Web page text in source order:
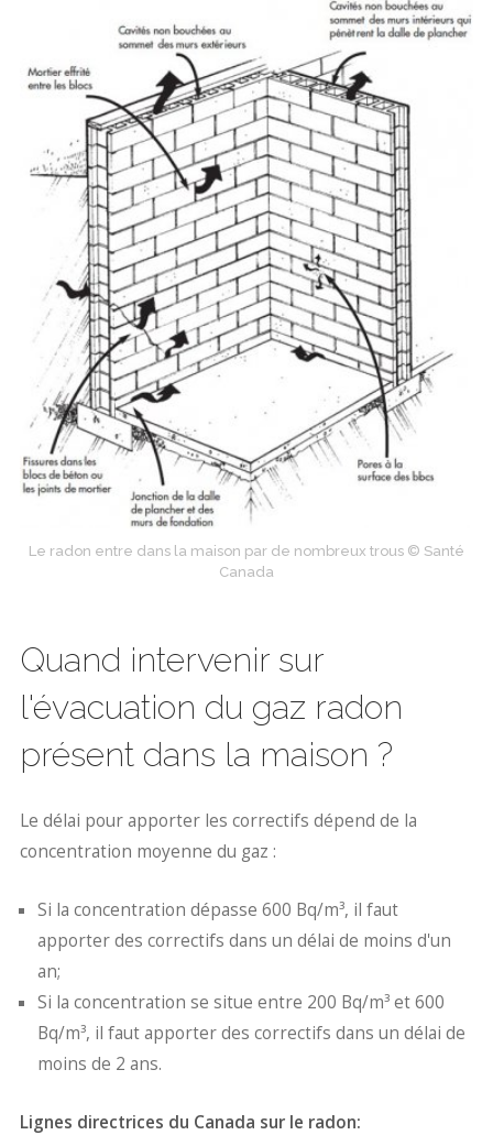
Le radon entre dans la maison par de nombreux trous © Santé
Canada
Quand intervenir sur
l'évacuation du gaz radon
présent dans la maison ?
Le délai pour apporter les correctifs dépend de la
concentration moyenne du gaz :
Si la concentration dépasse 600 Bq/m³, il faut
apporter des correctifs dans un délai de moins d'un
an;
Si la concentration se situe entre 200 Bq/m³ et 600
Bq/m³, il faut apporter des correctifs dans un délai de
moins de 2 ans.
Lignes directrices du Canada sur le radon: